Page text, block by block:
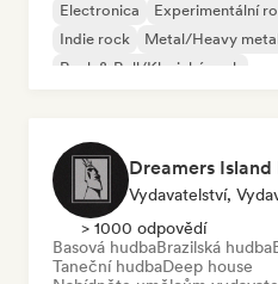
Electronica Experimentální
Indie rock
Metal/Heavy
Rock & Roll/Klasický rock
Dreamers
Vydavatelství,
> 1000 odpovědí
Basová hudbaBrazilská hudba
Taneční hudbaDeep house